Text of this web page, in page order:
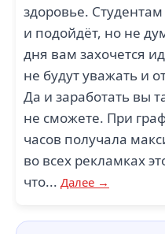
здоровье.
и подойдёт, но не
дня вам захочется
не будут уважать и
Да и заработать вы
не сможете. При
часов получала
во всех рекламках
что... Далее →